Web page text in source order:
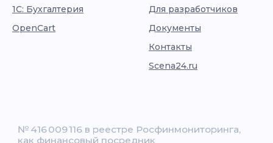
1С: Бухгалтерия
OpenCart
Для разработчиков
Документы
Контакты
Scena24.ru